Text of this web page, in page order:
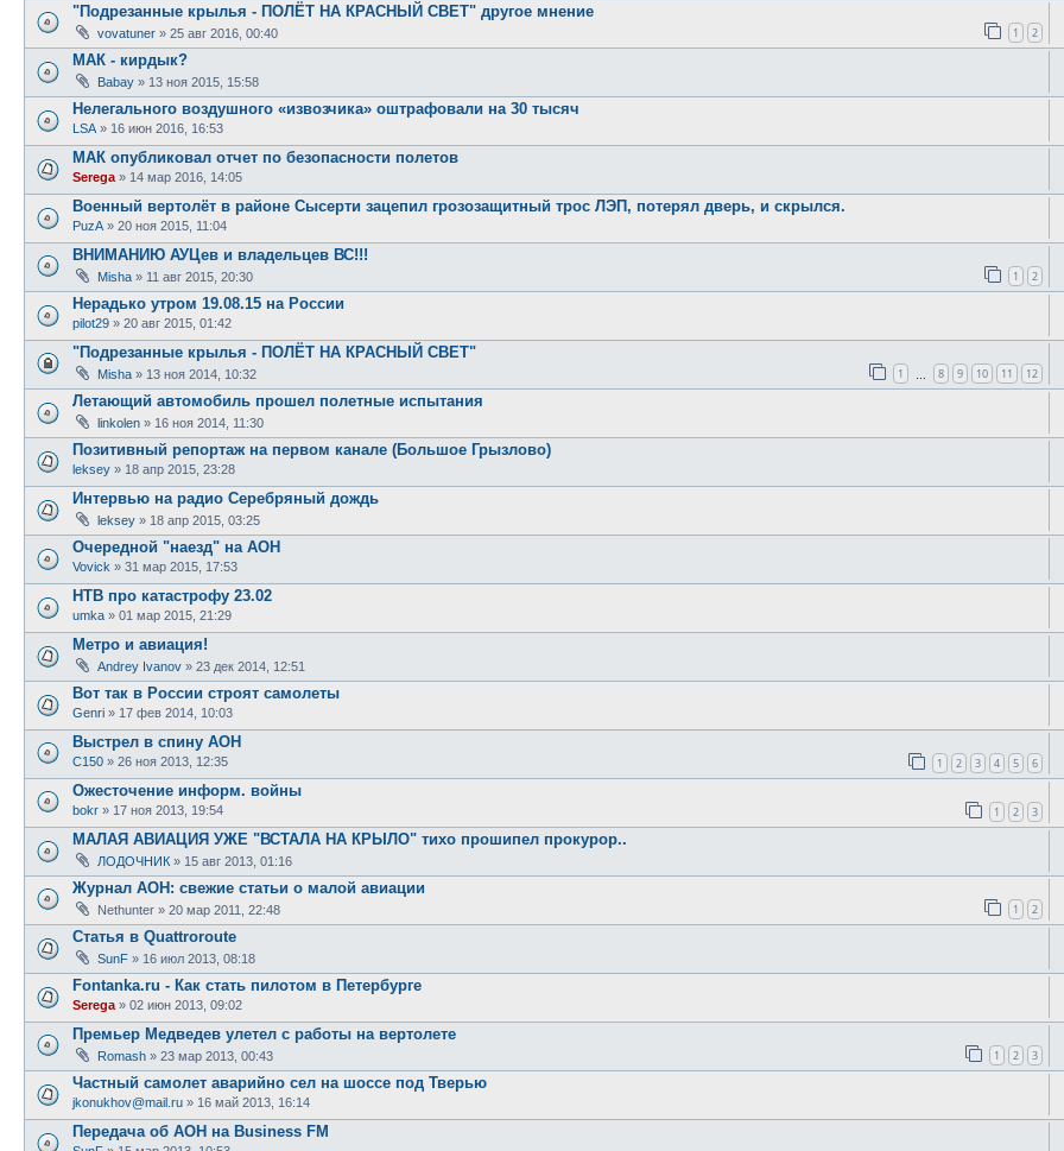
"Подрезанные крылья - ПОЛЁТ НА КРАСНЫЙ СВЕТ" другое мнение
vovatuner » 25 авг 2016, 00:40 1 2
МАК - кирдык?
Babay » 13 ноя 2015, 15:58
Нелегального воздушного «извозчика» оштрафовали на 30 тысяч
LSA » 16 июн 2016, 16:53
МАК опубликовал отчет по безопасности полетов
Serega » 14 мар 2016, 14:05
Военный вертолёт в районе Сысерти зацепил грозозащитный трос ЛЭП, потерял дверь, и скрылся.
PuzA » 20 ноя 2015, 11:04
ВНИМАНИЮ АУЦев и владельцев ВС!!!
Misha » 11 авг 2015, 20:30 1 2
Нерадько утром 19.08.15 на России
pilot29 » 20 авг 2015, 01:42
"Подрезанные крылья - ПОЛЁТ НА КРАСНЫЙ СВЕТ"
Misha » 13 ноя 2014, 10:32 1 8 9 10 11 12
Летающий автомобиль прошел полетные испытания
linkolen » 16 ноя 2014, 11:30
Позитивный репортаж на первом канале (Большое Грызлово)
leksey » 18 апр 2015, 23:28
Интервью на радио Серебряный дождь
leksey » 18 апр 2015, 03:25
Очередной "наезд" на АОН
Vovick » 31 мар 2015, 17:53
НТВ про катастрофу 23.02
umka » 01 мар 2015, 21:29
Метро и авиация!
Andrey Ivanov » 23 дек 2014, 12:51
Вот так в России строят самолеты
Genri » 17 фев 2014, 10:03
Выстрел в спину АОН
C150 » 26 ноя 2013, 12:35 1 2 3 4 5 6
Ожесточение информ. войны
bokr » 17 ноя 2013, 19:54 1 2 3
МАЛАЯ АВИАЦИЯ УЖЕ "ВСТАЛА НА КРЫЛО" тихо прошипел прокурор..
ЛОДОЧНИК » 15 авг 2013, 01:16
Журнал АОН: свежие статьи о малой авиации
Nethunter » 20 мар 2011, 22:48 1 2
Статья в Quattroroute
SunF » 16 июл 2013, 08:18
Fontanka.ru - Как стать пилотом в Петербурге
Serega » 02 июн 2013, 09:02
Премьер Медведев улетел с работы на вертолете
Romash » 23 мар 2013, 00:43 1 2 3
Частный самолет аварийно сел на шоссе под Тверью
jkonukhov@mail.ru » 16 май 2013, 16:14
Передача об АОН на Business FM